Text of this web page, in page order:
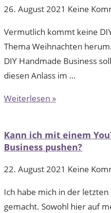
26. August 2021 Keine
Vermutlich kommt keine
Thema Weihnachten
DIY Handmade Business
diesen Anlass im …
Weiterlesen »
Kann ich mit einem
Business pushen?
22. August 2021 Keine
Ich habe mich in der
gemacht. Sowohl hier auf